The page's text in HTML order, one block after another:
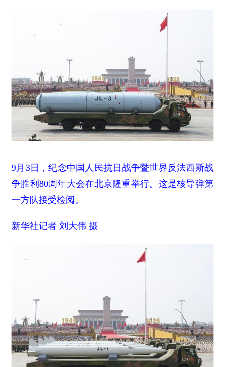
9月3日，纪念中国人民抗日战争暨世界反法西斯战
争胜利80周年大会在北京隆重举行。这是核导弹第
一方队接受检阅。
新华社记者 刘大伟 摄